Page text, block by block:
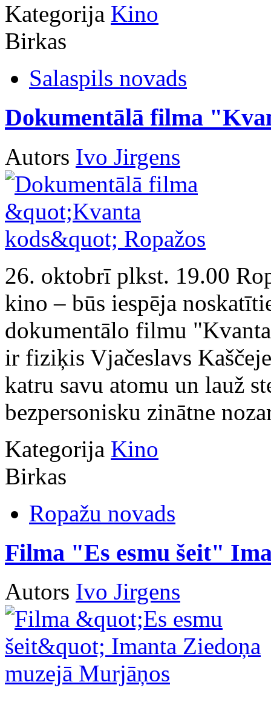
Kategorija Kino
Birkas
Salaspils novads
Dokumentālā filma
Autors Ivo Jirgens
26. oktobrī plkst. 19.00
kino – būs iespēja
dokumentālo filmu
ir fiziķis Vjačeslavs
katru savu atomu un lauž
bezpersonisku zinātne
Kategorija Kino
Birkas
Ropažu novads
Filma "Es esmu šeit"
Autors Ivo Jirgens